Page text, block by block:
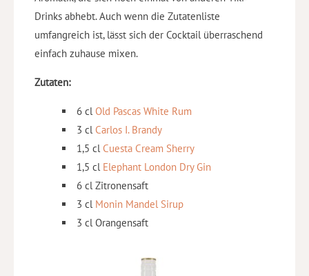
Drinks abhebt. Auch wenn die Zutatenliste
umfangreich ist, lässt sich der Cocktail überraschend
einfach zuhause mixen.
Zutaten:
6 cl Old Pascas White Rum
3 cl Carlos I. Brandy
1,5 cl Cuesta Cream Sherry
1,5 cl Elephant London Dry Gin
6 cl Zitronensaft
3 cl Monin Mandel Sirup
3 cl Orangensaft